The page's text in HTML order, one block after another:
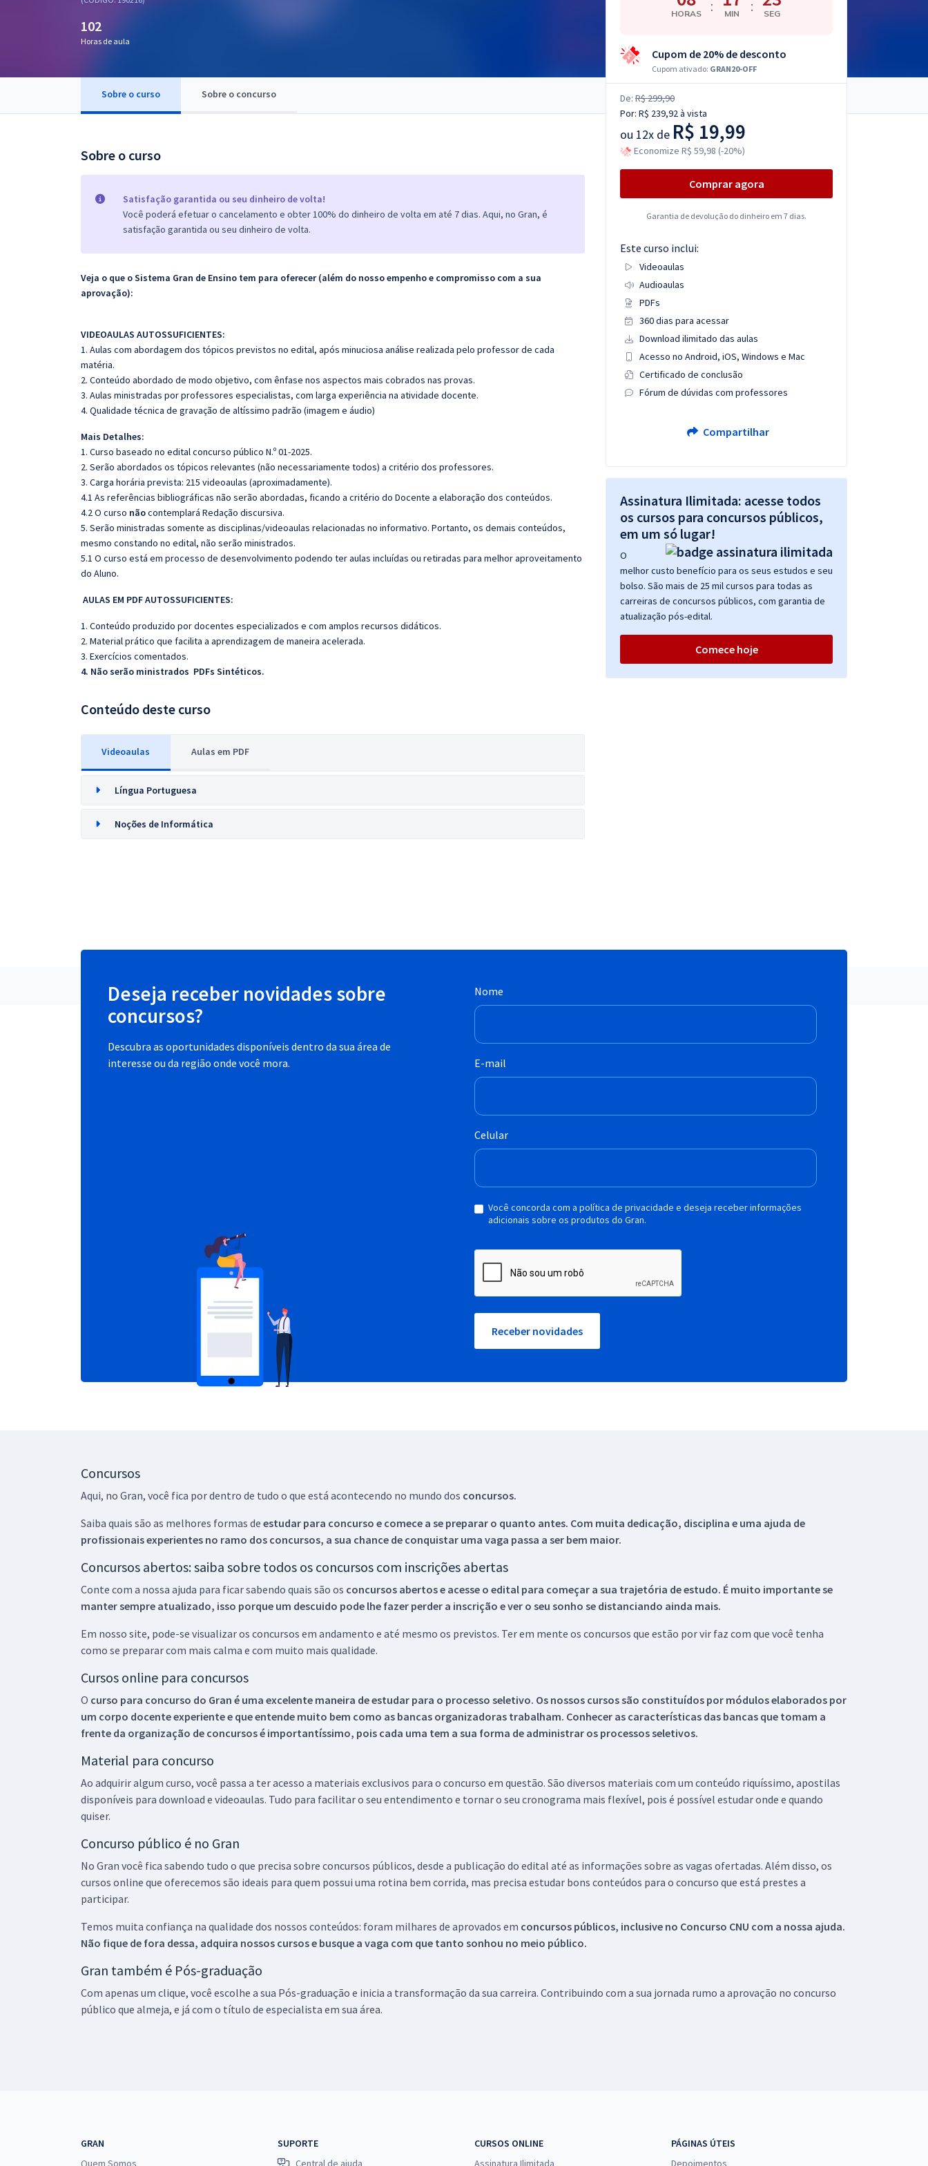
OAB
102
Horas de aula
Sobre o curso Sobre o concurso
Sobre o curso
Satisfação garantida ou seu dinheiro de volta!
Você poderá efetuar o cancelamento e obter 100% do dinheiro de volta em até 7 dias. Aqui, no Gran, é
satisfação garantida ou seu dinheiro de volta.
Veja o que o Sistema Gran de Ensino tem para oferecer (além do nosso empenho e compromisso com a sua
aprovação):
VIDEOAULAS AUTOSSUFICIENTES:
1. Aulas com abordagem dos tópicos previstos no edital, após minuciosa análise realizada pelo professor de cada
matéria.
2. Conteúdo abordado de modo objetivo, com ênfase nos aspectos mais cobrados nas provas.
3. Aulas ministradas por professores especialistas, com larga experiência na atividade docente.
4. Qualidade técnica de gravação de altíssimo padrão (imagem e áudio)
Mais Detalhes:
1. Curso baseado no edital concurso público N.º 01-2025.
2. Serão abordados os tópicos relevantes (não necessariamente todos) a critério dos professores.
3. Carga horária prevista: 215 videoaulas (aproximadamente).
4.1 As referências bibliográficas não serão abordadas, ficando a critério do Docente a elaboração dos conteúdos.
4.2 O curso nãocontemplará Redação discursiva.
5. Serão ministradas somente as disciplinas/videoaulas relacionadas no informativo. Portanto, os demais conteúdos,
mesmo constando no edital, não serão ministrados.
5.1 O curso está em processo de desenvolvimento podendo ter aulas incluídas ou retiradas para melhor aproveitamento
do Aluno.
AULAS EM PDF AUTOSSUFICIENTES:
1. Conteúdo produzido por docentes especializados e com amplos recursos didáticos.
2. Material prático que facilita a aprendizagem de maneira acelerada.
3. Exercícios comentados.
4. Não serão ministrados PDFs Sintéticos.
Conteúdo deste curso
Videoaulas Aulas em PDF
Língua Portuguesa
Noções de Informática
HORAS : MIN : SEG
Cupom de 20% de desconto
Cupom ativado: GRAN20-OFF
De: R$ 299,90
Por: R$ 239,92à vista
ou 12x de R$ 19,99
Economize R$ 59,98 (-20%)
Comprar agora
Garantia de devolução do dinheiro em 7 dias.
Este curso inclui:
Videoaulas
Audioaulas
PDFs
360 dias para acessar
Download ilimitado das aulas
Acesso no Android, iOS, Windows e Mac
Certificado de conclusão
Fórum de dúvidas com professores
Compartilhar
Assinatura Ilimitada: acesse todos
os cursos para concursos públicos,
em um só lugar!
O
melhor custo benefício para os seus estudos e seu
bolso. São mais de 25 mil cursos para todas as
carreiras de concursos públicos, com garantia de
atualização pós-edital.
Comece hoje
Deseja receber novidades sobre
concursos?
Descubra as oportunidades disponíveis dentro da sua área de
interesse ou da região onde você mora.
Nome
E-mail
Celular
Você concorda com a política de privacidade e deseja receber informações
adicionais sobre os produtos do Gran.
Receber novidades
Concursos
Aqui, no Gran, você fica por dentro de tudo o que está acontecendo no mundo dos concursos.
Saiba quais são as melhores formas de estudar para concurso e comece a se preparar o quanto antes. Com muita dedicação, disciplina e uma ajuda de
profissionais experientes no ramo dos concursos, a sua chance de conquistar uma vaga passa a ser bem maior.
Concursos abertos: saiba sobre todos os concursos com inscrições abertas
Conte com a nossa ajuda para ficar sabendo quais são os concursos abertos e acesse o edital para começar a sua trajetória de estudo. É muito importante se
manter sempre atualizado, isso porque um descuido pode lhe fazer perder a inscrição e ver o seu sonho se distanciando ainda mais.
Em nosso site, pode-se visualizar os concursos em andamento e até mesmo os previstos. Ter em mente os concursos que estão por vir faz com que você tenha
como se preparar com mais calma e com muito mais qualidade.
Cursos online para concursos
O curso para concurso do Gran é uma excelente maneira de estudar para o processo seletivo. Os nossos cursos são constituídos por módulos elaborados por
um corpo docente experiente e que entende muito bem como as bancas organizadoras trabalham. Conhecer as características das bancas que tomam a
frente da organização de concursos é importantíssimo, pois cada uma tem a sua forma de administrar os processos seletivos.
Material para concurso
Ao adquirir algum curso, você passa a ter acesso a materiais exclusivos para o concurso em questão. São diversos materiais com um conteúdo riquíssimo, apostilas
disponíveis para download e videoaulas. Tudo para facilitar o seu entendimento e tornar o seu cronograma mais flexível, pois é possível estudar onde e quando
quiser.
Concurso público é no Gran
No Gran você fica sabendo tudo o que precisa sobre concursos públicos, desde a publicação do edital até as informações sobre as vagas ofertadas. Além disso, os
cursos online que oferecemos são ideais para quem possui uma rotina bem corrida, mas precisa estudar bons conteúdos para o concurso que está prestes a
participar.
Temos muita confiança na qualidade dos nossos conteúdos: foram milhares de aprovados em concursos públicos, inclusive no Concurso CNU com a nossa ajuda.
Não fique de fora dessa, adquira nossos cursos e busque a vaga com que tanto sonhou no meio público.
Gran também é Pós-graduação
Com apenas um clique, você escolhe a sua Pós-graduação e inicia a transformação da sua carreira. Contribuindo com a sua jornada rumo a aprovação no concurso
público que almeja, e já com o título de especialista em sua área.
GRAN
Quem Somos
SUPORTE
Central de ajuda
CURSOS ONLINE
Assinatura Ilimitada
PÁGINAS ÚTEIS
Depoimentos